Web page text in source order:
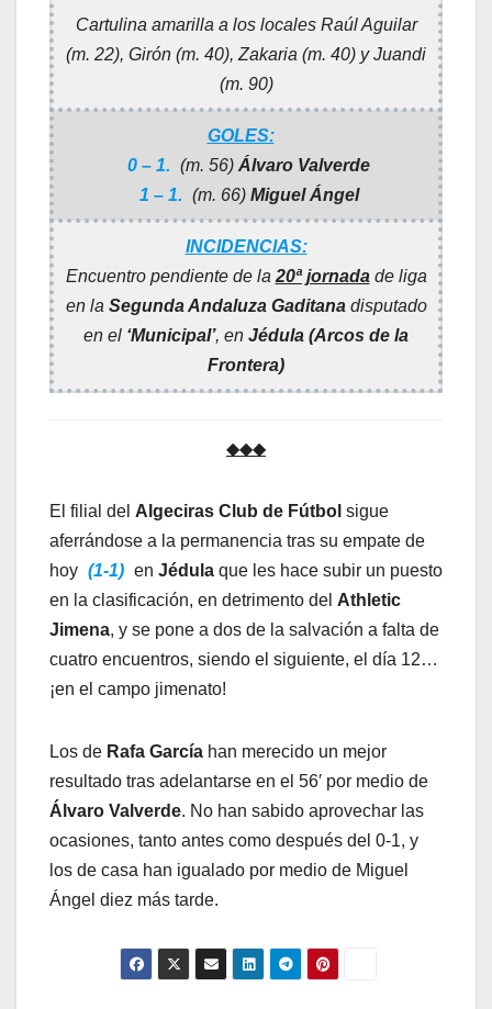
Cartulina amarilla a los locales Raúl Aguilar
(m. 22), Girón (m. 40), Zakaria (m. 40) y Juandi
(m. 90)
GOLES:
0 – 1. (m. 56) Álvaro Valverde
1 – 1. (m. 66) Miguel Ángel
INCIDENCIAS:
Encuentro pendiente de la 20ª jornadade liga
en la Segunda Andaluza Gaditanadisputado
en el ‘Municipal’, en Jédula (Arcos de la
Frontera)
◆◆◆
El filial del Algeciras Club de Fútbol sigue
aferrándose a la permanencia tras su empate de
hoy (1-1) en Jédula que les hace subir un puesto
en la clasificación, en detrimento del Athletic
Jimena, y se pone a dos de la salvación a falta de
cuatro encuentros, siendo el siguiente, el día 12…
¡en el campo jimenato!
Los de Rafa García han merecido un mejor
resultado tras adelantarse en el 56′ por medio de
Álvaro Valverde. No han sabido aprovechar las
ocasiones, tanto antes como después del 0-1, y
los de casa han igualado por medio de Miguel
Ángel diez más tarde.